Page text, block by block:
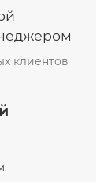
клиентов